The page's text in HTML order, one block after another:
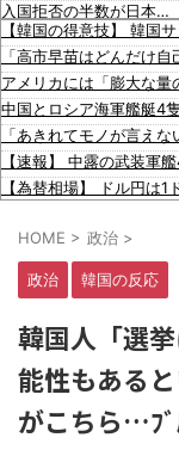
入国拒否の半数が日本人!? 「オーストラリアで日本人女性が売春」
韓国人「株でお金を失ったのはイ・ジェミョンのせいだ！」として支持率が右肩下がりに……まあ、本当にその側面があるので救えないんですが
【動画】両方馬鹿（笑）ミニストップでトラックと衝突したドラレコが（ノ∇`）
【移民政策反対】イオンの売り場で唐揚げを食う中国人の子供
【炎上】藤沢市「モスク建設と土葬も許可します」→3万人の反対署名も却下
【知ってた？】カナダ発ウェアブランド、lululemonが日本でオープン→店名は日本差別からできた？
イスラム指導者が授業!? 憲法違反だと批判〇到【さくらの解説】
91歳女性の遺体を遺棄したベトナム国籍の男が逮捕されました #移民 #外国人
【韓国の得意技】 韓国
中国とロシア海軍艦艇4
【速報】 中露の武装軍
【為替相場】 ドル円は
同僚の美人に土下座し
【放送事故】 昔のドラ
韓国人「日本のサッカ
HOME > 政治 >
政治 韓国の反応
韓国人「選
能性もある
がこちら…ﾌﾞ